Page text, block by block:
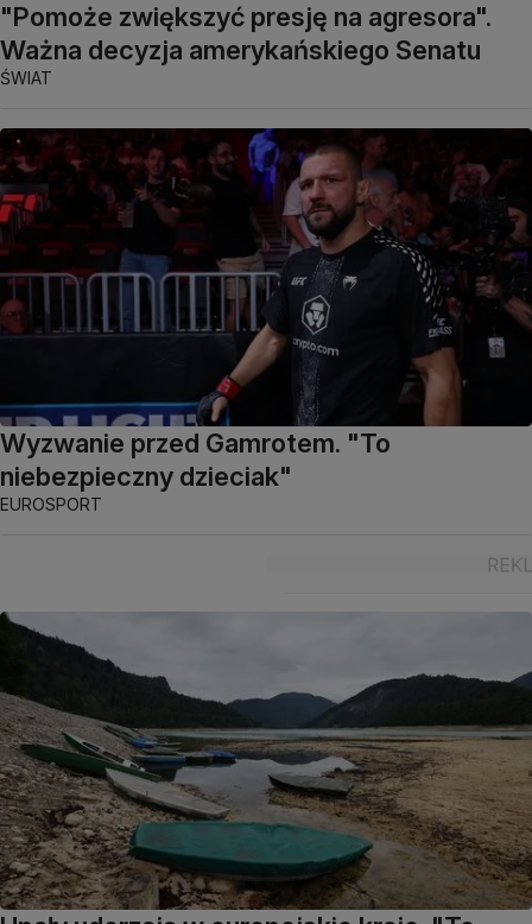
"Pomoże zwiększyć presję na agresora".
Ważna decyzja amerykańskiego Senatu
ŚWIAT
Wyzwanie przed Gamrotem. "To
niebezpieczny dzieciak"
EUROSPORT